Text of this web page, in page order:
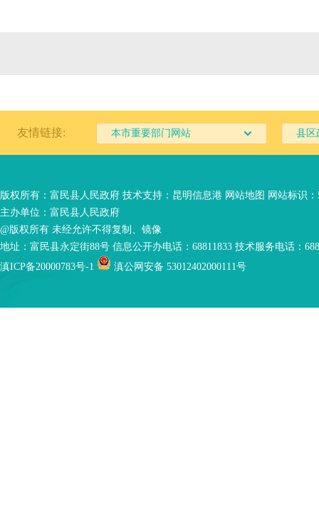
友情链接: 本市重要部门网站 县区
版权所有：富民县人民政府 技术支持： 昆明信息港 网站地图 网站标识：
主办单位：富民县人民政府
@版权所有 未经允许不得复制、镜像
地址：富民县永定街88号 信息公开办电话：68811833 技术服务电话：
滇ICP备20000783号-1
滇公网安备 53012402000111号